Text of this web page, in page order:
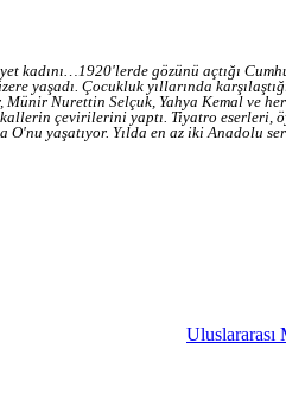
kadını…1920'lerde gözünü açtığı
yaşadı. Çocukluk yıllarında
Münir Nurettin Selçuk, Yahya Kemal ve
çevirilerini yaptı. Tiyatro eserleri,
O'nu yaşatıyor. Yılda en az iki Anadolu
Uluslararası